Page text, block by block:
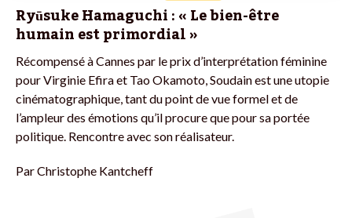
Ryūsuke Hamaguchi : « Le bien-être
humain est primordial »
Récompensé à Cannes par le prix d’interprétation féminine
pour Virginie Efira et Tao Okamoto, Soudain est une utopie
cinématographique, tant du point de vue formel et de
l’ampleur des émotions qu’il procure que pour sa portée
politique. Rencontre avec son réalisateur.
ParChristophe Kantcheff